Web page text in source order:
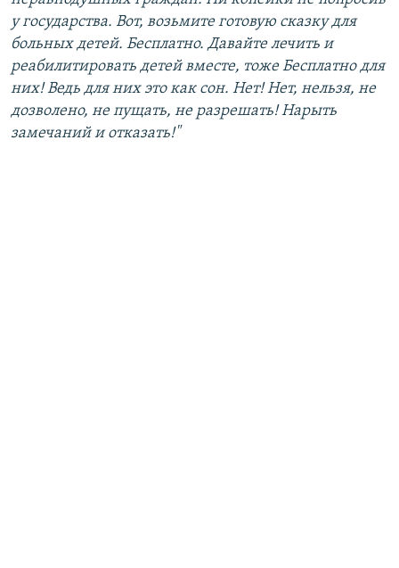
у государства. Вот, возьмите готовую сказку для
больных детей. Бесплатно. Давайте лечить и
реабилитировать детей вместе, тоже Бесплатно для
них! Ведь для них это как сон. Нет! Нет, нельзя, не
дозволено, не пущать, не разрешать! Нарыть
замечаний и отказать!"